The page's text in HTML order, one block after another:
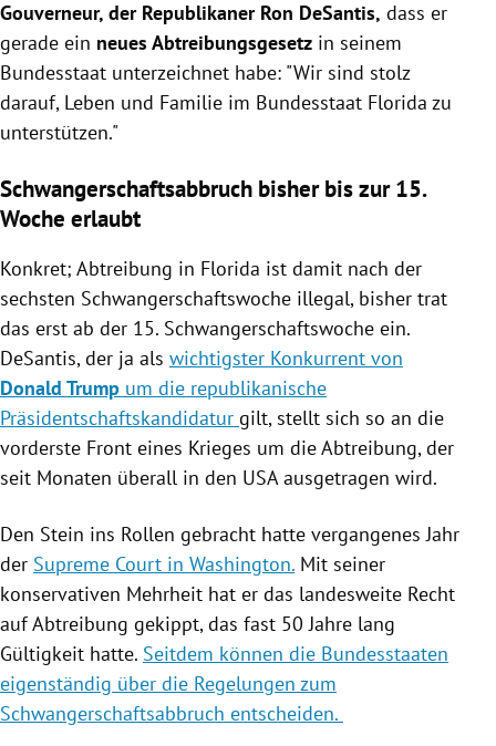
Gouverneur, der Republikaner Ron DeSantis, dass er
gerade ein neues Abtreibungsgesetz in seinem
Bundesstaat unterzeichnet habe: "Wir sind stolz
darauf, Leben und Familie im Bundesstaat Florida zu
unterstützen."
Schwangerschaftsabbruch bisher bis zur 15.
Woche erlaubt
Konkret; Abtreibung in Florida ist damit nach der
sechsten Schwangerschaftswoche illegal, bisher trat
das erst ab der 15. Schwangerschaftswoche ein.
DeSantis, der ja als wichtigster Konkurrent von
Donald Trump um die republikanische
Präsidentschaftskandidatur gilt, stellt sich so an die
vorderste Front eines Krieges um die Abtreibung, der
seit Monaten überall in den USA ausgetragen wird.
Den Stein ins Rollen gebracht hatte vergangenes Jahr
der Supreme Court in Washington. Mit seiner
konservativen Mehrheit hat er das landesweite Recht
auf Abtreibung gekippt, das fast 50 Jahre lang
Gültigkeit hatte. Seitdem können die Bundesstaaten
eigenständig über die Regelungen zum
Schwangerschaftsabbruch entscheiden.